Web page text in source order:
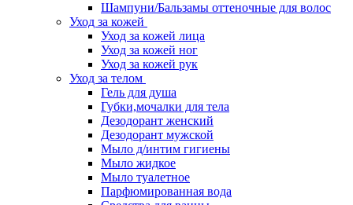
Шампуни/Бальзамы оттеночные для волос
Уход за кожей
Уход за кожей лица
Уход за кожей ног
Уход за кожей рук
Уход за телом
Гель для душа
Губки,мочалки для тела
Дезодорант женский
Дезодорант мужской
Мыло д/интим гигиены
Мыло жидкое
Мыло туалетное
Парфюмированная вода